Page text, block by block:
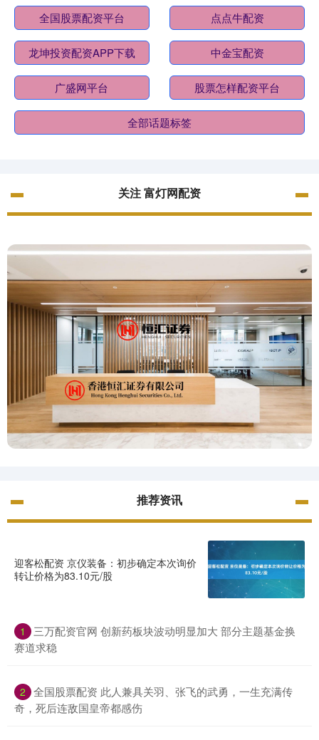
全国股票配资平台 点点牛配资
龙坤投资配资APP下载 中金宝配资
广盛网平台 股票怎样配资平台
全部话题标签
关注 富灯网配资
推荐资讯
迎客松配资 京仪装备：初步确定本次询价
转让价格为83.10元/股
1
三万配资官网 创新药板块波动明显加大 部分主题基金换
赛道求稳
2 全国股票配资 此人兼具关羽、张飞的武勇，一生充满传
奇，死后连敌国皇帝都感伤